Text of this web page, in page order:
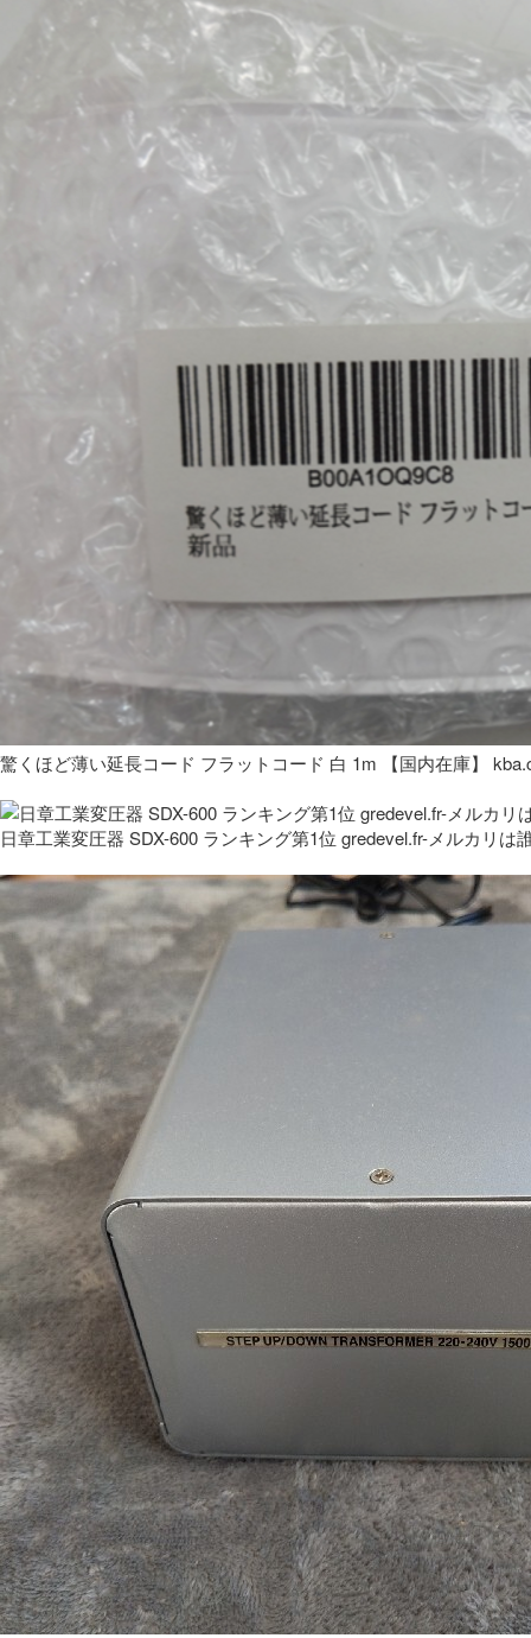
驚くほど薄い延長コード フラットコード 白 1m 【国内在庫】
日章工業変圧器 SDX-600 ランキング第1位 gredevel.fr-メルカリは